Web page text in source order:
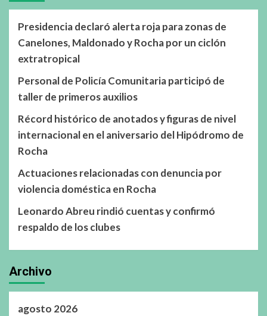
Presidencia declaró alerta roja para zonas de
Canelones, Maldonado y Rocha por un ciclón
extratropical
Personal de Policía Comunitaria participó de
taller de primeros auxilios
Récord histórico de anotados y figuras de nivel
internacional en el aniversario del Hipódromo de
Rocha
Actuaciones relacionadas con denuncia por
violencia doméstica en Rocha
Leonardo Abreu rindió cuentas y confirmó
respaldo de los clubes
Archivo
agosto 2026